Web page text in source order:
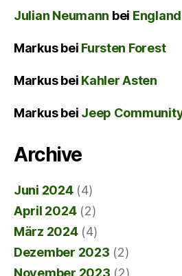
Julian Neumann bei
Markusbei Fursten Forest
Markusbei Kahler Asten
Markusbei Jeep
Archive
Juni 2024(4)
April 2024(2)
März 2024(4)
Dezember 2023 (2)
November 2023 (2)